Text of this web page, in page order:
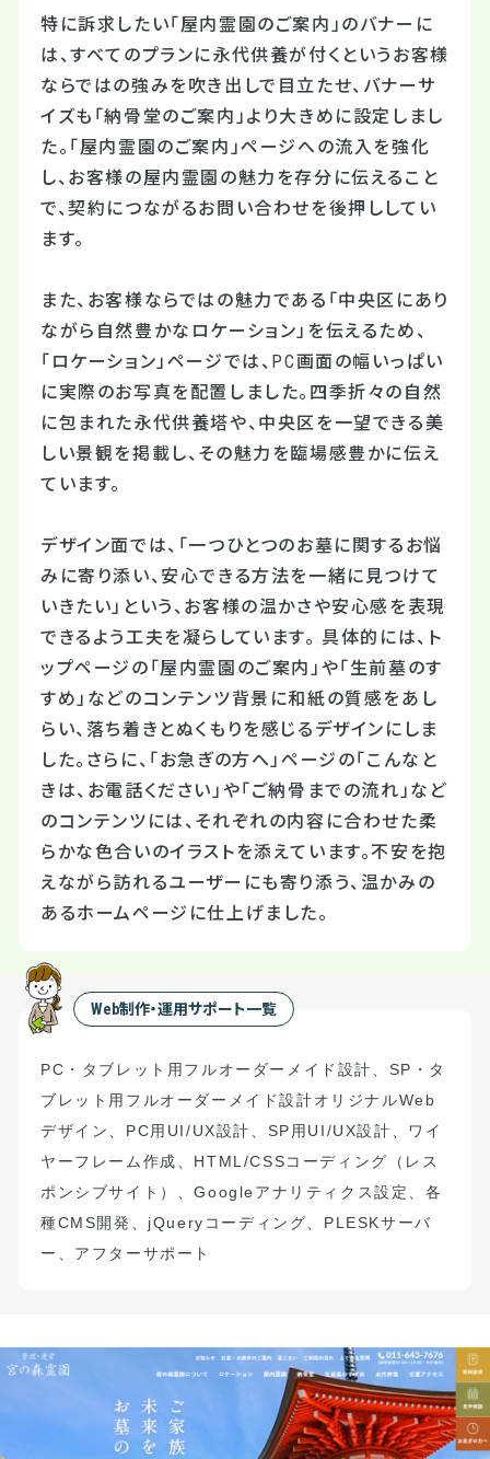
特に訴求したい「屋内霊園のご案内」のバナーに
は、すべてのプランに永代供養が付くというお客様
ならではの強みを吹き出しで目立たせ、バナーサ
イズも「納骨堂のご案内」より大きめに設定しまし
た。「屋内霊園のご案内」ページへの流入を強化
し、お客様の屋内霊園の魅力を存分に伝えること
で、契約につながるお問い合わせを後押ししてい
ます。
また、お客様ならではの魅力である「中央区にあり
ながら自然豊かなロケーション」を伝えるため、
「ロケーション」ページでは、PC画面の幅いっぱい
に実際のお写真を配置しました。四季折々の自然
に包まれた永代供養塔や、中央区を一望できる美
しい景観を掲載し、その魅力を臨場感豊かに伝え
ています。
デザイン面では、「一つひとつのお墓に関するお悩
みに寄り添い、安心できる方法を一緒に見つけて
いきたい」という、お客様の温かさや安心感を表現
できるよう工夫を凝らしています。 具体的には、ト
ップページの「屋内霊園のご案内」や「生前墓のす
すめ」などのコンテンツ背景に和紙の質感をあし
らい、落ち着きとぬくもりを感じるデザインにしま
した。さらに、「お急ぎの方へ」ページの「こんなと
きは、お電話ください」や「ご納骨までの流れ」など
のコンテンツには、それぞれの内容に合わせた柔
らかな色合いのイラストを添えています。不安を抱
えながら訪れるユーザーにも寄り添う、温かみの
あるホームページに仕上げました。
Web制作・運用サポート一覧
PC・タブレット用フルオーダーメイド設計、SP・タ
ブレット用フルオーダーメイド設計オリジナルWeb
デザイン、PC用UI/UX設計、SP用UI/UX設計、ワイ
ヤーフレーム作成、HTML/CSSコーディング（レス
ポンシブサイト）、Googleアナリティクス設定、各
種CMS開発、jQueryコーディング、PLESKサーバ
ー、アフターサポート